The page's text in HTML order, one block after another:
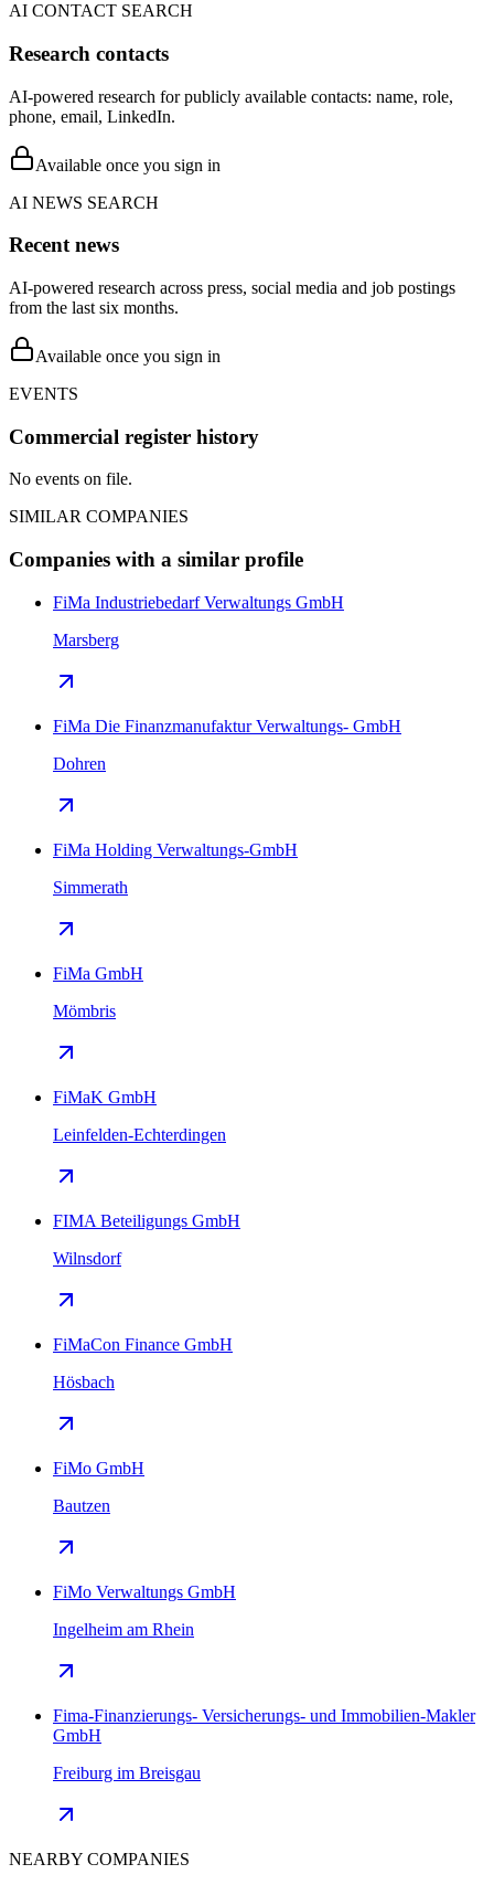
AI CONTACT SEARCH
Research contacts
AI-powered research for publicly available contacts: name, role,
phone, email, LinkedIn.
Available once you sign in
AI NEWS SEARCH
Recent news
AI-powered research across press, social media and job postings
from the last six months.
Available once you sign in
EVENTS
Commercial register history
No events on file.
SIMILAR COMPANIES
Companies with a similar profile
FiMa Industriebedarf Verwaltungs GmbH
Marsberg
FiMa Die Finanzmanufaktur Verwaltungs- GmbH
Dohren
FiMa Holding Verwaltungs-GmbH
Simmerath
FiMa GmbH
Mömbris
FiMaK GmbH
Leinfelden-Echterdingen
FIMA Beteiligungs GmbH
Wilnsdorf
FiMaCon Finance GmbH
Hösbach
FiMo GmbH
Bautzen
FiMo Verwaltungs GmbH
Ingelheim am Rhein
Fima-Finanzierungs- Versicherungs- und Immobilien-Makler
GmbH
Freiburg im Breisgau
NEARBY COMPANIES